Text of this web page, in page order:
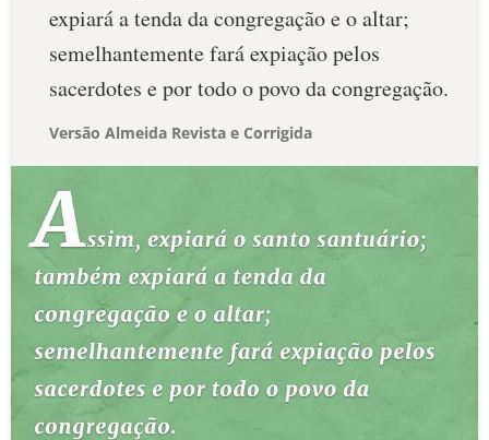
expiará a tenda da congregação e o altar;
semelhantemente fará expiação pelos
sacerdotes e por todo o povo da congregação.
Versão Almeida Revista e Corrigida